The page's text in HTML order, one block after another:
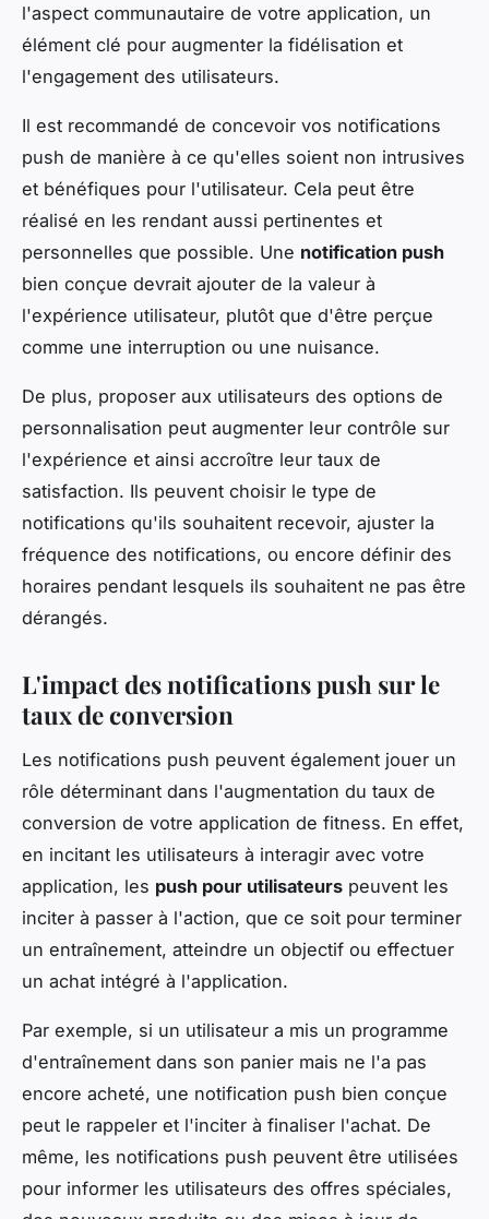
l'aspect communautaire de votre application, un
élément clé pour augmenter la fidélisation et
l'engagement des utilisateurs.
Il est recommandé de concevoir vos notifications
push de manière à ce qu'elles soient non intrusives
et bénéfiques pour l'utilisateur. Cela peut être
réalisé en les rendant aussi pertinentes et
personnelles que possible. Une notification push
bien conçue devrait ajouter de la valeur à
l'expérience utilisateur, plutôt que d'être perçue
comme une interruption ou une nuisance.
De plus, proposer aux utilisateurs des options de
personnalisation peut augmenter leur contrôle sur
l'expérience et ainsi accroître leur taux de
satisfaction. Ils peuvent choisir le type de
notifications qu'ils souhaitent recevoir, ajuster la
fréquence des notifications, ou encore définir des
horaires pendant lesquels ils souhaitent ne pas être
dérangés.
L'impact des notifications push sur le
taux de conversion
Les notifications push peuvent également jouer un
rôle déterminant dans l'augmentation du taux de
conversion de votre application de fitness. En effet,
en incitant les utilisateurs à interagir avec votre
application, les push pour utilisateurs peuvent les
inciter à passer à l'action, que ce soit pour terminer
un entraînement, atteindre un objectif ou effectuer
un achat intégré à l'application.
Par exemple, si un utilisateur a mis un programme
d'entraînement dans son panier mais ne l'a pas
encore acheté, une notification push bien conçue
peut le rappeler et l'inciter à finaliser l'achat. De
même, les notifications push peuvent être utilisées
pour informer les utilisateurs des offres spéciales,